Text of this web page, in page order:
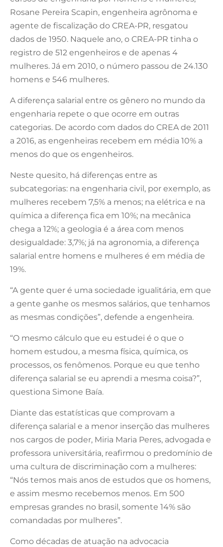
Rosane Pereira Scapin, engenheira agrônoma e
agente de fiscalização do CREA-PR, resgatou
dados de 1950. Naquele ano, o CREA-PR tinha o
registro de 512 engenheiros e de apenas 4
mulheres. Já em 2010, o número passou de 24.130
homens e 546 mulheres.
A diferença salarial entre os gênero no mundo da
engenharia repete o que ocorre em outras
categorias. De acordo com dados do CREA de 2011
a 2016, as engenheiras recebem em média 10% a
menos do que os engenheiros.
Neste quesito, há diferenças entre as
subcategorias: na engenharia civil, por exemplo, as
mulheres recebem 7,5% a menos; na elétrica e na
química a diferença fica em 10%; na mecânica
chega a 12%; a geologia é a área com menos
desigualdade: 3,7%; já na agronomia, a diferença
salarial entre homens e mulheres é em média de
19%.
“A gente quer é uma sociedade igualitária, em que
a gente ganhe os mesmos salários, que tenhamos
as mesmas condições”, defende a engenheira.
“O mesmo cálculo que eu estudei é o que o
homem estudou, a mesma física, química, os
processos, os fenômenos. Porque eu que tenho
diferença salarial se eu aprendi a mesma coisa?”,
questiona Simone Baía.
Diante das estatísticas que comprovam a
diferença salarial e a menor inserção das mulheres
nos cargos de poder, Miria Maria Peres, advogada e
professora universitária, reafirmou o predomínio de
uma cultura de discriminação com a mulheres:
“Nós temos mais anos de estudos que os homens,
e assim mesmo recebemos menos. Em 500
empresas grandes no brasil, somente 14% são
comandadas por mulheres”.
Como décadas de atuação na advocacia